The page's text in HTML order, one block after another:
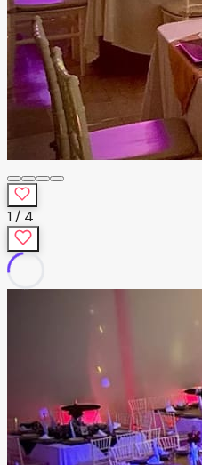
1 / 4